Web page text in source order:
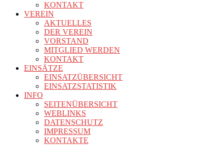
KONTAKT
VEREIN
AKTUELLES
DER VEREIN
VORSTAND
MITGLIED WERDEN
KONTAKT
EINSÄTZE
EINSATZÜBERSICHT
EINSATZSTATISTIK
INFO
SEITENÜBERSICHT
WEBLINKS
DATENSCHUTZ
IMPRESSUM
KONTAKTE